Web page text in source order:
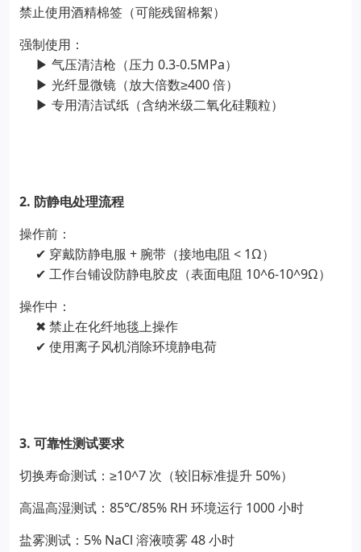
禁止使用酒精棉签（可能残留棉絮）
强制使用：
▶ 气压清洁枪（压力 0.3-0.5MPa）
▶ 光纤显微镜（放大倍数≥400 倍）
▶ 专用清洁试纸（含纳米级二氧化硅颗粒）
2. 防静电处理流程
操作前：
✔ 穿戴防静电服 + 腕带（接地电阻 < 1Ω）
✔ 工作台铺设防静电胶皮（表面电阻 10^6-10^9Ω）
操作中：
✖ 禁止在化纤地毯上操作
✔ 使用离子风机消除环境静电荷
3. 可靠性测试要求
切换寿命测试： ≥10^7 次（较旧标准提升50%）
高温高湿测试： 85℃/85% RH 环境运行1000 小时
盐雾测试： 5% NaCl 溶液喷雾 48 小时